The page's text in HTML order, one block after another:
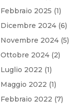
Febbraio 2025 (1)
Dicembre 2024(6)
Novembre 2024(5)
Ottobre 2024(2)
Luglio 2022 (1)
Maggio 2022 (1)
Febbraio 2022 (7)